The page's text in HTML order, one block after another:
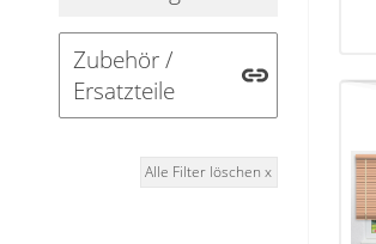
Stoffe
Panneaux
Zubehör /
Ersatzteile
Alle Filter löschen x